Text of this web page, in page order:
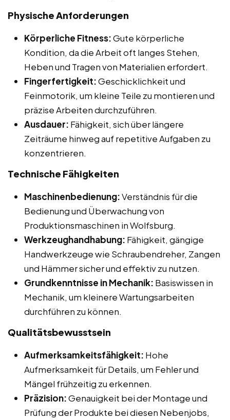
Physische Anforderungen
Körperliche Fitness:Gute körperliche
Kondition, da die Arbeit oft langes Stehen,
Heben und Tragen von Materialien erfordert.
Fingerfertigkeit:Geschicklichkeit und
Feinmotorik, um kleine Teile zu montieren und
präzise Arbeiten durchzuführen.
Ausdauer: Fähigkeit, sich über längere
Zeiträume hinweg auf repetitive Aufgaben zu
konzentrieren.
Technische Fähigkeiten
Maschinenbedienung:Verständnis für die
Bedienung und Überwachung von
Produktionsmaschinen in Wolfsburg.
Werkzeughandhabung: Fähigkeit, gängige
Handwerkzeuge wie Schraubendreher, Zangen
und Hämmer sicher und effektiv zu nutzen.
Grundkenntnisse in Mechanik: Basiswissen in
Mechanik, um kleinere Wartungsarbeiten
durchführen zu können.
Qualitätsbewusstsein
Aufmerksamkeitsfähigkeit: Hohe
Aufmerksamkeit für Details, um Fehler und
Mängel frühzeitig zu erkennen.
Präzision:Genauigkeit bei der Montage und
Prüfung der Produkte bei diesen Nebenjobs,